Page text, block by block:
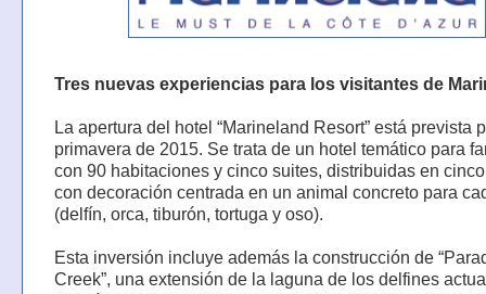
Tres nuevas experiencias para los visitantes de
La apertura del hotel “Marineland Resort” está prevista
primavera de 2015. Se trata de un hotel temático para
con 90 habitaciones y cinco suites, distribuidas en
con decoración centrada en un animal concreto para
(delfín, orca, tiburón, tortuga y oso).
Esta inversión incluye además la construcción de
Creek”, una extensión de la laguna de los delfines